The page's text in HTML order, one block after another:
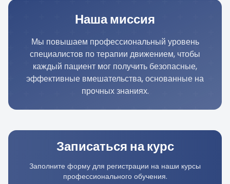
Наша миссия
Мы повышаем профессиональный уровень
специалистов по терапии движением, чтобы
каждый пациент мог получить безопасные,
эффективные вмешательства, основанные на
прочных знаниях.
Записаться на курс
Заполните форму для регистрации на наши курсы
профессионального обучения.